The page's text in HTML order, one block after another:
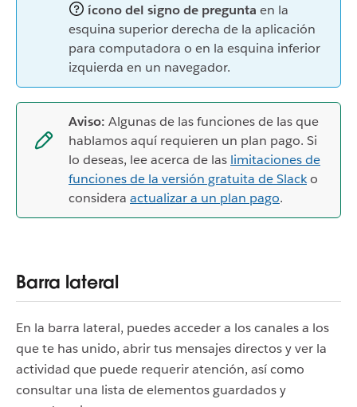
ícono del signo de pregunta en la
esquina superior derecha de la aplicación
para computadora o en la esquina inferior
izquierda en un navegador.
Aviso: Algunas de las funciones de las que
hablamos aquí requieren un plan pago. Si
lo deseas, lee acerca de las limitaciones de
funciones de la versión gratuita de Slacko
considera actualizar a un plan pago.
Barra lateral
En la barra lateral, puedes acceder a los canales a los
que te has unido, abrir tus mensajes directos y ver la
actividad que puede requerir atención, así como
consultar una lista de elementos guardados y